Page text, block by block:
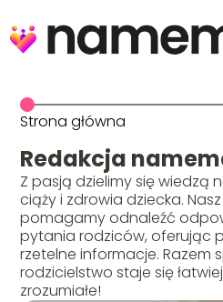
Strona główna
Redakcja
Z pasją dzielimy się wiedzą
ciąży i zdrowia dziecka.
pomagamy odnaleźć
pytania rodziców, oferując
rzetelne informacje. Razem
rodzicielstwo staje się
zrozumiałe!